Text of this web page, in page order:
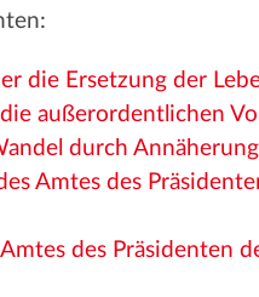
die Ersetzung der
außerordentlichen
durch
Amtes des
des Präsidenten